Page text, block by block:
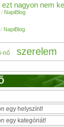
nagyon nem
/ NapiBlog
/ NapiBlog
nő szerelem